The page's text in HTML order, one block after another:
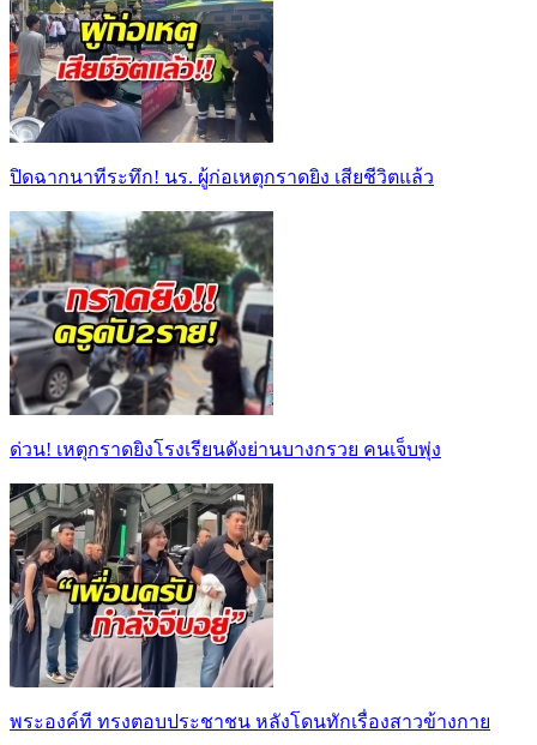
ปิดฉากนาทีระทึก! นร. ผู้ก่อเหตุกราดยิง เสียชีวิตแล้ว
ด่วน! เหตุกราดยิงโรงเรียนดังย่านบางกรวย คนเจ็บพุ่ง
พระองค์ที ทรงตอบประชาชน หลังโดนทักเรื่องสาวข้างกาย